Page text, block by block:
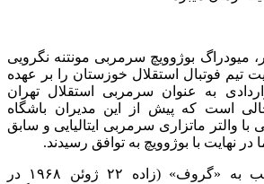
میودراگ بوژوویچ سرمربی مونتنه نگرویی
تیم فوتبال استقلال خوزستان را بر عهده
به عنوان سرمربی استقلال تهران
است که پیش از این مدیران باشگاه
با والتر ماتزاری سرمربی ایتالیایی و سابق
در نهایت با بوژوویچ به توافق رسیدند.
میودراگ بوژوویچ ملقب به «گروف» (زاده ۲۲ ژوئن ۱۹۶۸ در